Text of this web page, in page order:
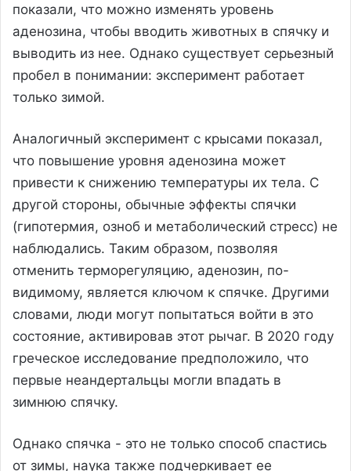
показали, что можно изменять уровень
аденозина, чтобы вводить животных в спячку и
выводить из нее. Однако существует серьезный
пробел в понимании: эксперимент работает
только зимой.
Аналогичный эксперимент с крысами показал,
что повышение уровня аденозина может
привести к снижению температуры их тела. С
другой стороны, обычные эффекты спячки
(гипотермия, озноб и метаболический стресс) не
наблюдались. Таким образом, позволяя
отменить терморегуляцию, аденозин, по-
видимому, является ключом к спячке. Другими
словами, люди могут попытаться войти в это
состояние, активировав этот рычаг. В 2020 году
греческое исследование предположило, что
первые неандертальцы могли впадать в
зимнюю спячку.
Однако спячка - это не только способ спастись
от зимы, наука также подчеркивает ее